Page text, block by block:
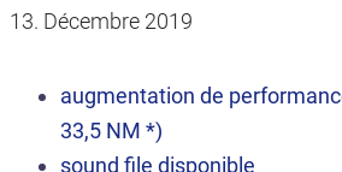
13. Décembre 2019
augmentation de
33,5 NM *)
sound file disponible